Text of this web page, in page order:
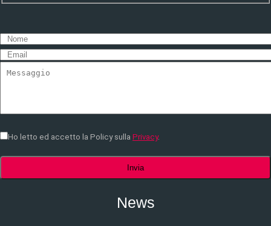
Ho letto ed accetto la Policy sulla Privacy.
News